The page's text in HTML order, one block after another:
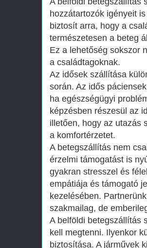
hozzátartozók igényeit
biztosít arra, hogy a
természetesen a beteg
Ez a lehetőség sokszor
a családtagoknak.
Az idősek szállítása
során. Az idős
ha egészségügyi
képzésben részesül az
illetően, hogy az utazás
a komfortérzetet.
A betegszállítás nem
érzelmi támogatást is
gyakran stresszel és
empátiája és támogató
kezelésében.
szakmailag, de
A belföldi betegszállítás
kell megtenni. Ilyenkor
biztosítása. A járművek